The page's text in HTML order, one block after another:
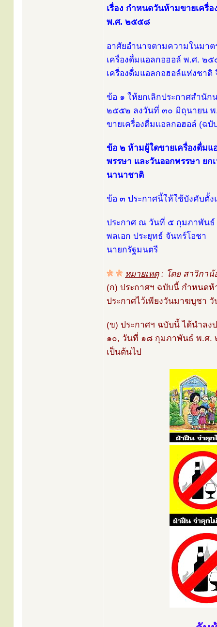
เรื่อง กำหนดวันห้ามขายเครื่
พ.ศ. ๒๕๕๘
อาศัยอํานาจตามความในมา
เครื่องดื่มแอลกอฮอล์ พ.ศ. ๒
เครื่องดื่มแอลกอฮอล์แห่งชาติ
ข้อ ๑ ให้ยกเลิกประกาศสํานั
๒๕๕๒ ลงวันที่ ๓๐ มิถุนายน พ
ขายเครื่องดื่มแอลกอฮอล์ (
ข้อ ๒ ห้ามผู้ใดขายเครื่องดื่ม
พรรษา และวันออกพรรษา ยก
นานาชาติ
ข้อ ๓ ประกาศนี้ให้ใช้บังคับตั้
ประกาศ ณ วันที่ ๕ กุมภาพัน
พลเอก ประยุทธ์ จันทร์โอชา
นายกรัฐมนตรี
หมายเหตุ: โดย สาวิกาน้
(ก) ประกาศฯ ฉบับนี้ กำหนด
ประกาศไว้เพียงวันมาฆบูชา
(ข) ประกาศฯ ฉบับนี้ ได้นำลง
๑๐, วันที่ ๑๘ กุมภาพันธ์ พ.ศ.
เป็นต้นไป